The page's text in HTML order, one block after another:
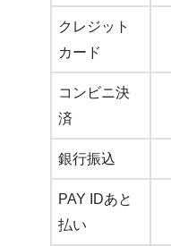
クレジット
カード
コンビニ決
済
銀行振込
PAY IDあと
払い